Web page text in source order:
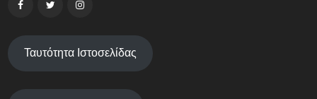
Ταυτότητα Ιστοσελίδας